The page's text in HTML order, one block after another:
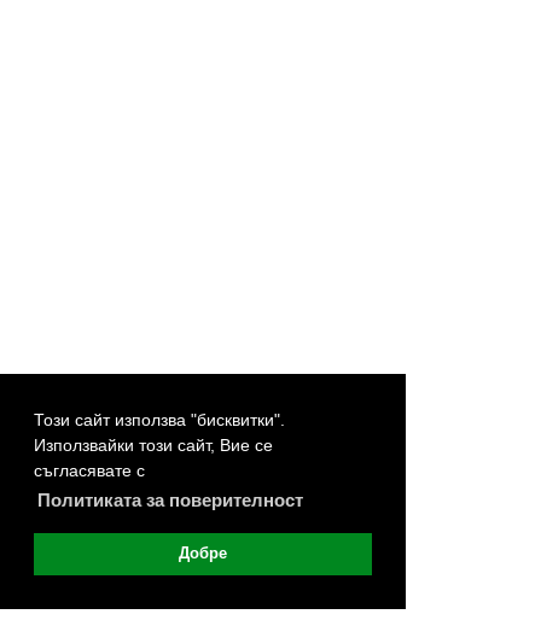
Този сайт използва "бисквитки".
Използвайки този сайт, Вие се
съгласявате с
Политиката за поверителност
Добре